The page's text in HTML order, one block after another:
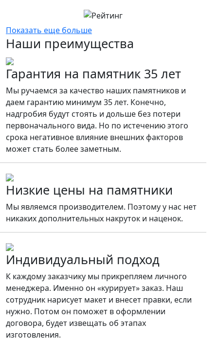
Показать еще больше
Наши преимущества
Гарантия на памятник 35 лет
Мы ручаемся за качество наших памятников и
даем гарантию минимум 35 лет. Конечно,
надгробия будут стоять и дольше без потери
первоначального вида. Но по истечению этого
срока негативное влияние внешних факторов
может стать более заметным.
Низкие цены на памятники
Мы являемся производителем. Поэтому у нас нет
никаких дополнительных накруток и наценок.
Индивидуальный подход
К каждому заказчику мы прикрепляем личного
менеджера. Именно он «курирует» заказ. Наш
сотрудник нарисует макет и внесет правки, если
нужно. Потом он поможет в оформлении
договора, будет извещать об этапах
изготовления.